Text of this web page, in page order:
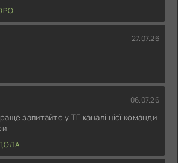
27.07.26
06.07.26
запитайте у ТГ каналі цієї команди